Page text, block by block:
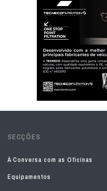
SECÇÕES
À Conversa com as Oficinas
Equipamentos